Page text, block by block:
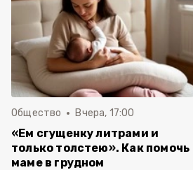
Общество Вчера, 17:00
«Ем сгущенку литрами и
только толстею». Как помочь
маме в грудном